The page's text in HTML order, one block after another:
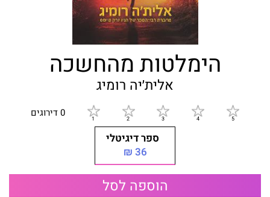
הימלטות מהחשכה
אלית׳יה רומיג
0 דירוגים
ספר דיגיטלי
36 ₪
הוספה לסל